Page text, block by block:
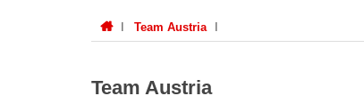
Team Austria
Team Austria